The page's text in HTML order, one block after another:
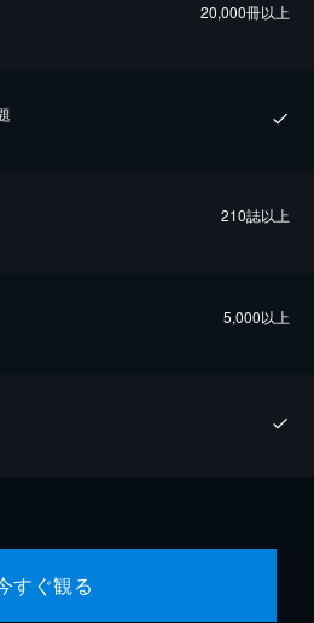
20,000冊以上
210誌以上
5,000以上
すぐ観る